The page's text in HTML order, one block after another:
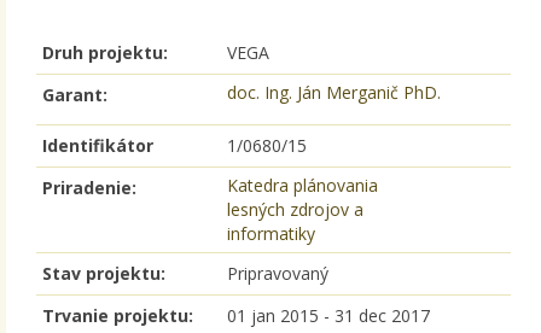
Druh projektu:
VEGA
Garant:
doc. Ing. Ján Merganič PhD.
Identifikátor
1/0680/15
Priradenie:
Katedra plánovania
lesných zdrojov a
informatiky
Stav projektu:
Pripravovaný
Trvanie projektu:
01 jan 2015 - 31 dec 2017